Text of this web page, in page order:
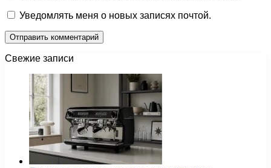
Уведомлять меня о новых записях почтой.
Свежие записи